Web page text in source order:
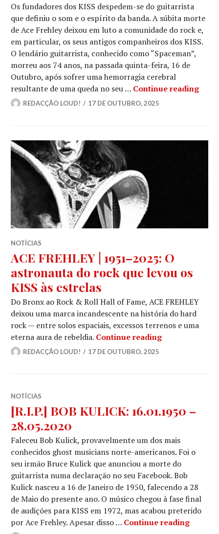
Os fundadores dos KISS despedem-se do guitarrista
que definiu o som e o espírito da banda. A súbita morte
de Ace Frehley deixou em luto a comunidade do rock e,
em particular, os seus antigos companheiros dos KISS.
O lendário guitarrista, conhecido como “Spaceman”,
morreu aos 74 anos, na passada quinta-feira, 16 de
Outubro, após sofrer uma hemorragia cerebral
resultante de uma queda no seu … Continue reading
REDACÇÃO LOUD! 17 DE OUTUBRO, 2025
NOTÍCIAS
ACE FREHLEY | 1951–2025: O
astronauta do rock que levou os
KISS às estrelas
Do Bronx ao Rock & Roll Hall of Fame, ACE FREHLEY
deixou uma marca incandescente na história do hard
rock — entre solos espaciais, excessos terrenos e uma
eterna aura de rebeldia. Continue readingACE
REDACÇÃO LOUD! 17 DE OUTUBRO, 2025
NOTÍCIAS
[R.I.P.] BOB KULICK: 16.01.1950 –
28.05.2020
Faleceu Bob Kulick, provavelmente um dos mais
conhecidos ghost musicians norte-americanos. Foi o
seu irmão Bruce Kulick que anunciou a morte do
guitarrista numa declaração no seu Facebook. Bob
Kulick nasceu a 16 de Janeiro de 1950, falecendo a 28
de Maio do presente ano. O músico chegou à fase final
de audições para KISS em 1972, mas acabou preterido
por Ace Frehley. Apesar disso … Continue reading[R.I.P.]